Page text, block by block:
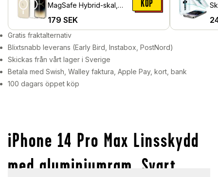
MagSafe Hybrid-skal,
179 SEK
KÖP
Gratis fraktalternativ
Blixtsnabb leverans (Early Bird, Instabox, PostNord)
Skickas från vårt lager i Sverige
Betala med Swish, Walley faktura, Apple Pay, kort, bank
100 dagars öppet köp
iPhone 14 Pro Max Linsskydd
med aluminiumram, Svart